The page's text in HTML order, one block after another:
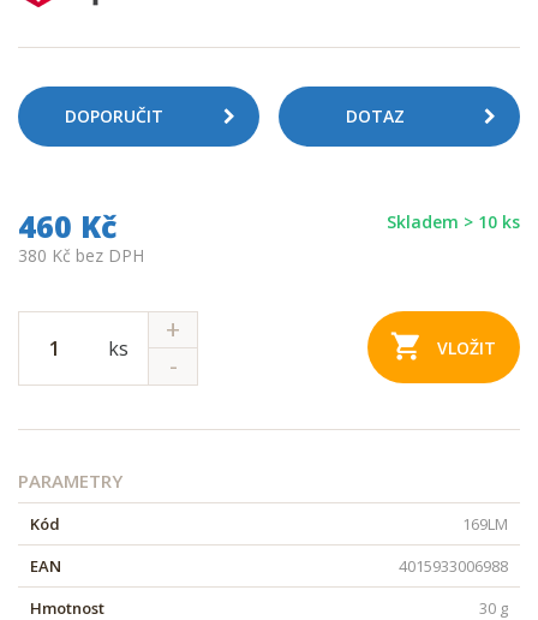
DOPORUČIT DOTAZ
460 Kč
380 Kč bez DPH
Skladem > 10 ks
ks VLOŽIT
PARAMETRY
Kód
169LM
EAN
4015933006988
Hmotnost
30 g